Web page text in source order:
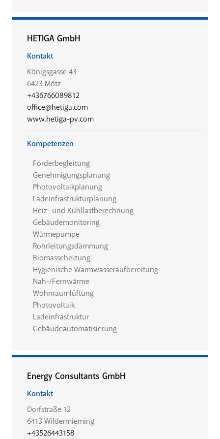
HETIGA GmbH
Kontakt
Königsgasse 43
6423 Mötz
+436766089812
office@hetiga.com
www.hetiga-pv.com
Kompetenzen
Förderbegleitung
Genehmigungsplanung
Photovoltaikplanung
Ladeinfrastrukturplanung
Heiz- und Kühllastberechnung
Gebäudemonitoring
Wärmepumpe
Rohrleitungsdämmung
Biomasseheizung
Hygienische Warmwasseraufbereitung
Nah-/Fernwärme
Wohnraumlüftung
Photovoltaik
Ladeinfrastruktur
Gebäudeautomatisierung
Energy Consultants GmbH
Kontakt
Dorfstraße 12
6413 Wildermieming
+43526443158